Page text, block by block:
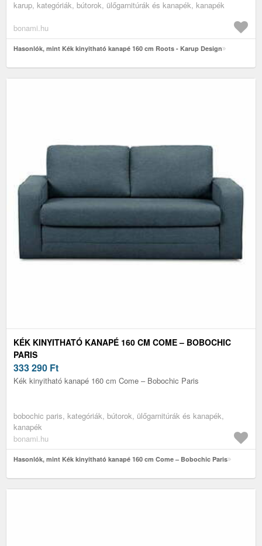
karup, kategóriák, bútorok, ülőgarnitúrák és kanapék, kanapék
bonami.hu
Hasonlók, mint Kék kinyitható kanapé 160 cm Roots - Karup Design
KÉK KINYITHATÓ KANAPÉ 160 CM COME – BOBOCHIC
PARIS
333 290 Ft
Kék kinyitható kanapé 160 cm Come – Bobochic Paris
bobochic paris, kategóriák, bútorok, ülőgarnitúrák és kanapék,
kanapék
bonami.hu
Hasonlók, mint Kék kinyitható kanapé 160 cm Come – Bobochic Paris